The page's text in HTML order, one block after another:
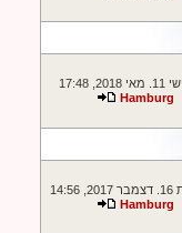
17:48
Hamburg
Hamburg